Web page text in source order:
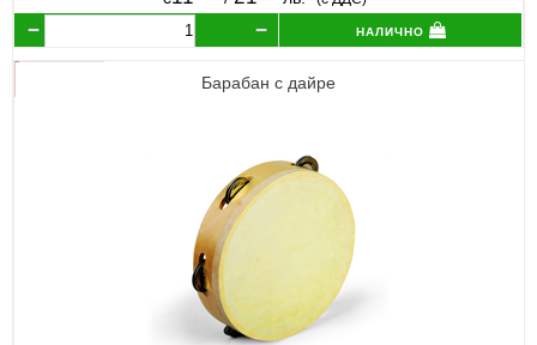
налично
Барабан с дайре